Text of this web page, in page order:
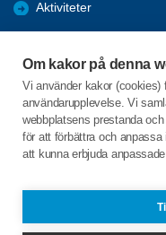
Om kakor på denna
Vi använder kakor (cookies)
användarupplevelse. Vi
webbplatsens prestanda
för att förbättra och
att kunna erbjuda
Aktiviteter
Förmåner
Bra länkar
C/o:Studieförbundet